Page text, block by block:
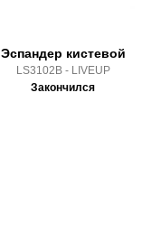
Эспандер кистевой
LS3102B - LIVEUP
Закончился